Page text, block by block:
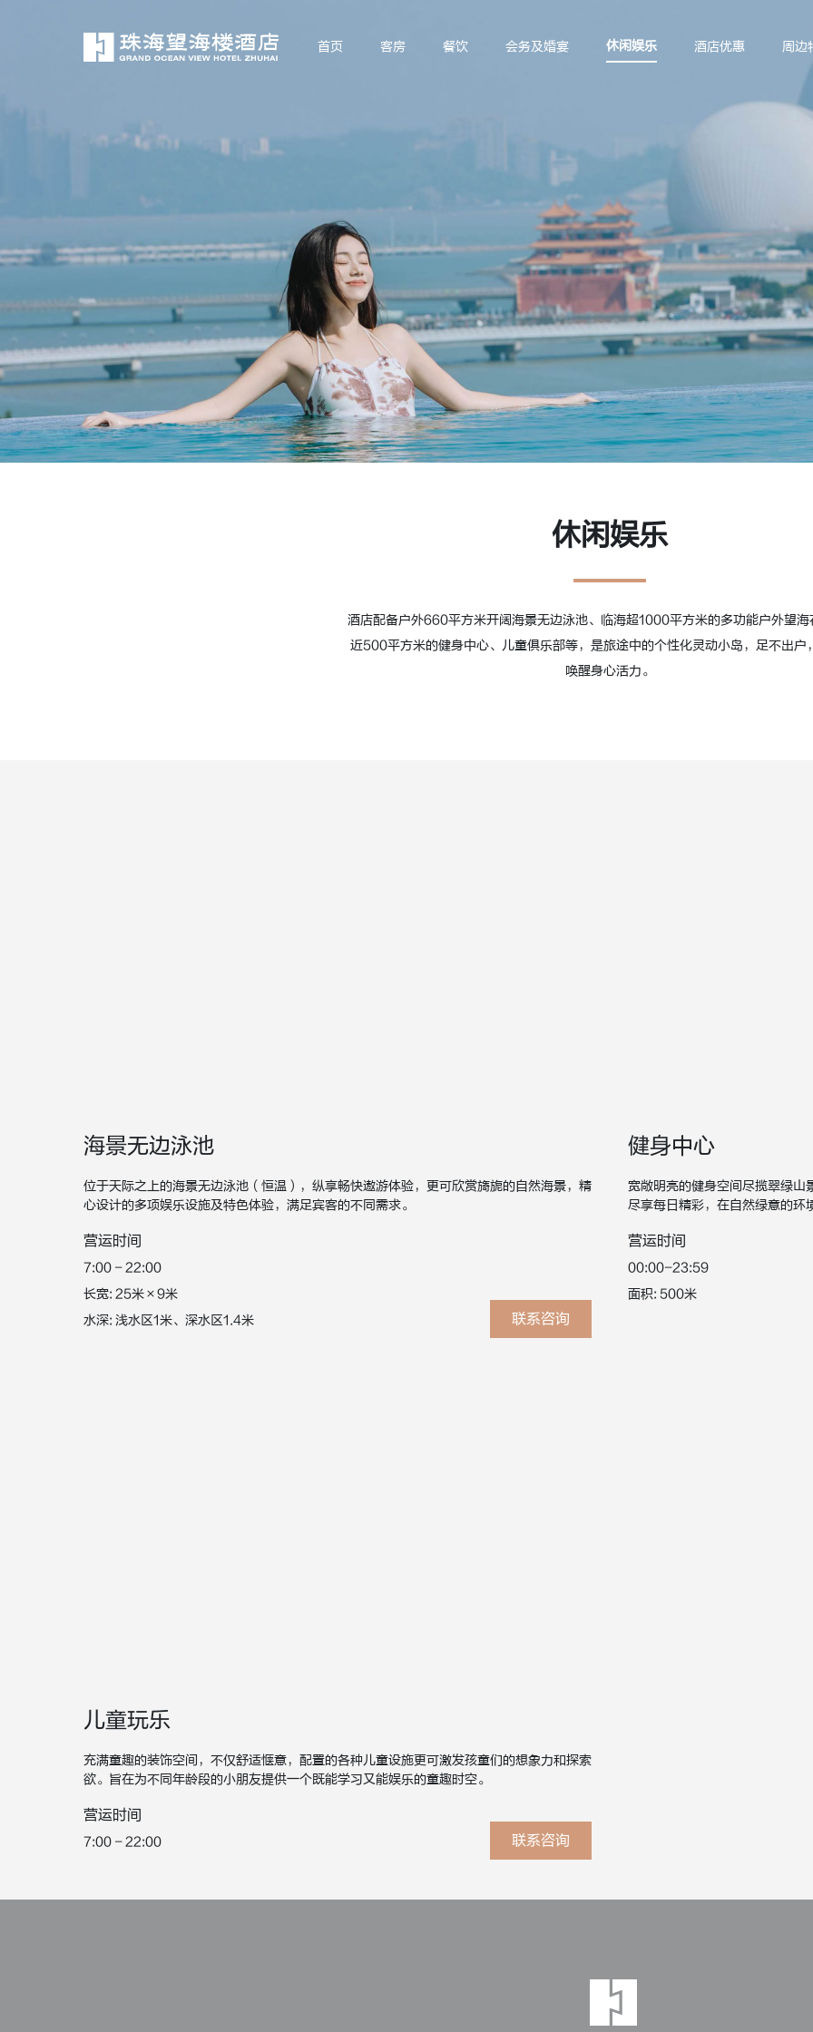
首页 客房 餐饮 会务及婚宴 休闲娱乐 酒店优惠 周边
休闲娱乐
酒店配备户外660平方米开阔海景无边泳池、临海超1000平方米的多功能户外望海
近500平方米的健身中心、儿童俱乐部等，是旅途中的个性化灵动小岛，足不出户
唤醒身心活力。
海景无边泳池
位于天际之上的海景无边泳池（恒温），纵享畅快遨游体验，更可欣赏旖旎的自然海景，精
心设计的多项娱乐设施及特色体验，满足宾客的不同需求。
营运时间
7:00 - 22:00
长宽: 25米×9米
水深: 浅水区1米、深水区1.4米
联系咨询
健身中心
宽敞明亮的健身空间尽揽翠绿
尽享每日精彩，在自然绿意的环
营运时间
00:00-23:59
面积: 500米
儿童玩乐
充满童趣的装饰空间，不仅舒适惬意，配置的各种儿童设施更可激发孩童们的想象力和探索
欲。旨在为不同年龄段的小朋友提供一个既能学习又能娱乐的童趣时空。
营运时间
7:00 - 22:00 联系咨询